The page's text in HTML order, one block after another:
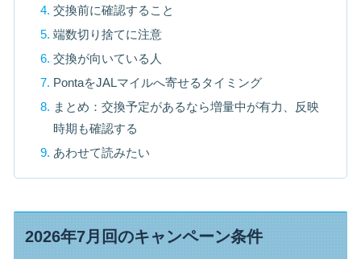
交換前に確認すること
端数切り捨てに注意
交換が向いている人
PontaをJALマイルへ寄せるタイミング
まとめ：交換予定があるなら増量中が有力、反映
時期も確認する
あわせて読みたい
2026年7月回のキャンペーン条件